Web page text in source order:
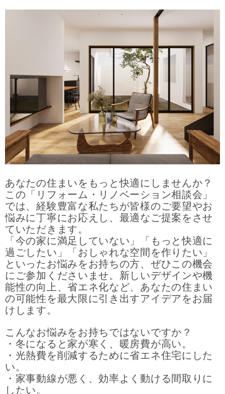
あなたの住まいをもっと快適にしませんか？
この「リフォーム・リノベーション相談会」
では、経験豊富な私たちが皆様のご要望やお
悩みに丁寧にお応えし、最適なご提案をさせ
ていただきます。
「今の家に満足していない」「もっと快適に
過ごしたい」「おしゃれな空間を作りたい」
といったお悩みをお持ちの方、ぜひこの機会
にご参加くださいませ。新しいデザインや機
能性の向上、省エネ化など、あなたの住まい
の可能性を最大限に引き出すアイデアをお届
けします。
こんなお悩みをお持ちではないですか？
・冬になると家が寒く、暖房費が高い。
・光熱費を削減するために省エネ住宅にした
い。
・家事動線が悪く、効率よく動ける間取りに
したい。